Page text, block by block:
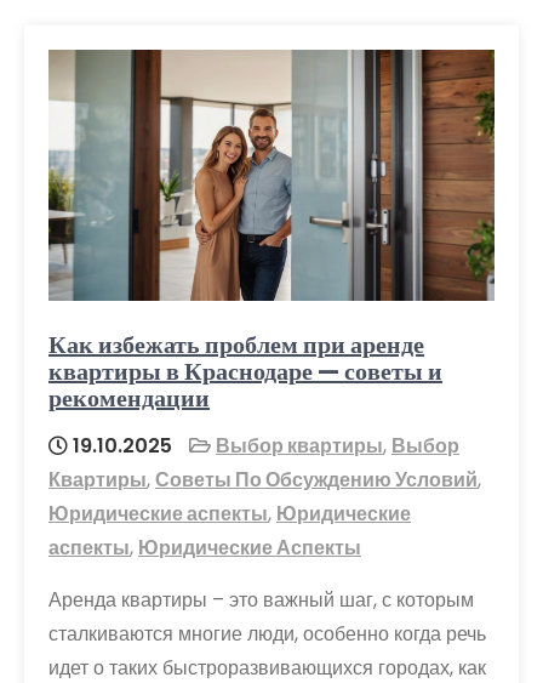
Как избежать проблем при аренде
квартиры в Краснодаре — советы и
рекомендации
19.10.2025 Выбор квартиры, Выбор
Квартиры,Советы По Обсуждению Условий,
Юридические аспекты, Юридические
аспекты, Юридические Аспекты
Аренда квартиры – это важный шаг, с которым
сталкиваются многие люди, особенно когда речь
идет о таких быстроразвивающихся городах, как